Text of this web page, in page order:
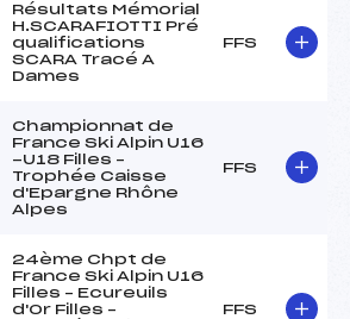
Résultats Mémorial
H.SCARAFIOTTI Pré
qualifications
SCARA Tracé A
Dames
FFS
Championnat de
France Ski Alpin U16
-U18 Filles –
Trophée Caisse
d'Epargne Rhône
Alpes
FFS
24ème Chpt de
France Ski Alpin U16
Filles – Ecureuils
d'Or Filles –
FFS